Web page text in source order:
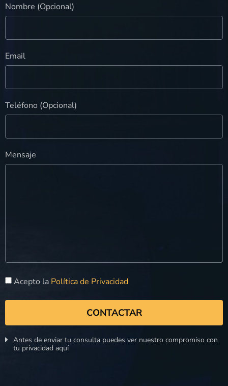
Nombre (Opcional)
Email
Teléfono (Opcional)
Mensaje
Acepto la Política de Privacidad
CONTACTAR
Antes de enviar tu consulta puedes ver nuestro compromiso con
tu privacidad aquí